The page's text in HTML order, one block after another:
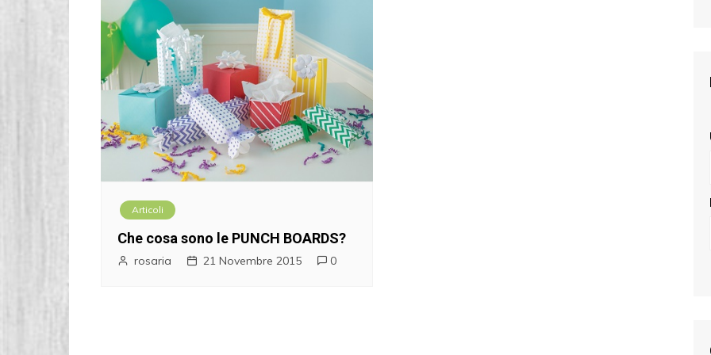
Articoli
Che cosa sono le PUNCH BOARDS?
rosaria 21 Novembre 2015 0